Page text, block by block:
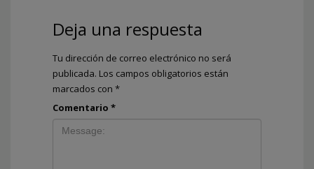
Deja una respuesta
Tu dirección de correo electrónico no será
publicada. Los campos obligatorios están
marcados con *
Comentario *